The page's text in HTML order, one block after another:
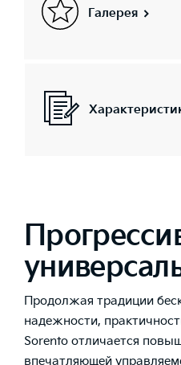
Галерея
Продолжая традиции
надежности,
Sorento отличается
впечатляющей